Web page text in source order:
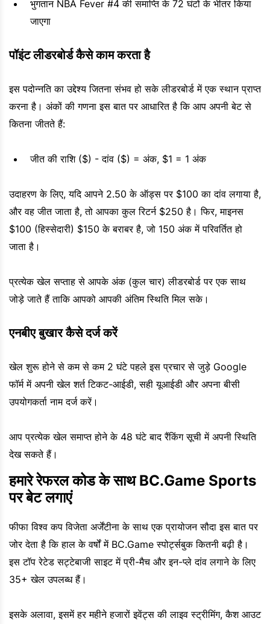
भुगतान NBA Fever #4 की समाप्ति के 72 घंटों के भीतर किया
जाएगा
पॉइंट लीडरबोर्ड कैसे काम करता है
इस पदोन्नति का उद्देश्य जितना संभव हो सके लीडरबोर्ड में एक स्थान प्राप्त
करना है। अंकों की गणना इस बात पर आधारित है कि आप अपनी बेट से
कितना जीतते हैं:
जीत की राशि ($) - दांव ($) = अंक, $1 = 1 अंक
उदाहरण के लिए, यदि आपने 2.50 के ऑड्स पर $100 का दांव लगाया है,
और वह जीत जाता है, तो आपका कुल रिटर्न $250 है। फिर, माइनस
$100 (हिस्सेदारी) $150 के बराबर है, जो 150 अंक में परिवर्तित हो
जाता है।
प्रत्येक खेल सप्ताह से आपके अंक (कुल चार) लीडरबोर्ड पर एक साथ
जोड़े जाते हैं ताकि आपको आपकी अंतिम स्थिति मिल सके।
एनबीए बुखार कैसे दर्ज करें
खेल शुरू होने से कम से कम 2 घंटे पहले इस प्रचार से जुड़े Google
फॉर्म में अपनी खेल शर्त टिकट-आईडी, सही यूआईडी और अपना बीसी
उपयोगकर्ता नाम दर्ज करें।
आप प्रत्येक खेल समाप्त होने के 48 घंटे बाद रैंकिंग सूची में अपनी स्थिति
देख सकते हैं।
हमारे रेफरल कोड के साथ BC.Game Sports
पर बेट लगाएं
फीफा विश्व कप विजेता अर्जेंटीना के साथ एक प्रायोजन सौदा इस बात पर
जोर देता है कि हाल के वर्षों में BC.Game स्पोर्ट्सबुक कितनी बढ़ी है।
इस टॉप रेटेड सट्टेबाजी साइट में प्री-मैच और इन-प्ले दांव लगाने के लिए
35+ खेल उपलब्ध हैं।
इसके अलावा, इसमें हर महीने हजारों इवेंट्स की लाइव स्ट्रीमिंग, कैश आउट